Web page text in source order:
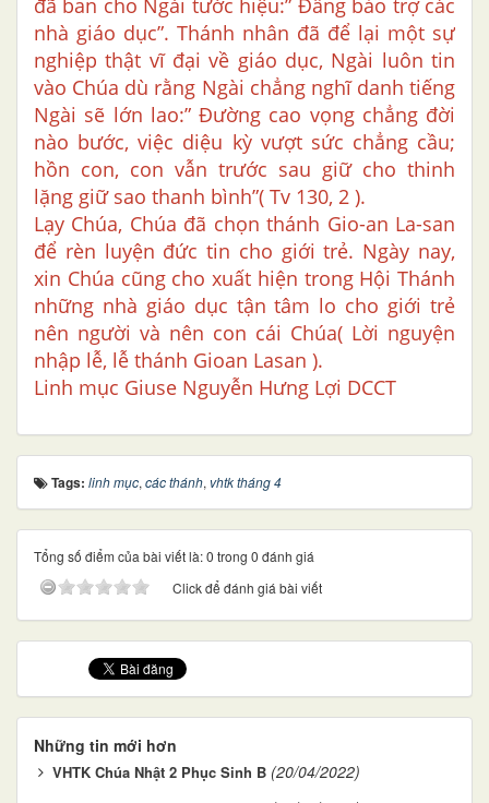
đã ban cho Ngài tước hiệu:” Đấng bảo trợ các
nhà giáo dục”. Thánh nhân đã để lại một sự
nghiệp thật vĩ đại về giáo dục, Ngài luôn tin
vào Chúa dù rằng Ngài chẳng nghĩ danh tiếng
Ngài sẽ lớn lao:” Đường cao vọng chẳng đời
nào bước, việc diệu kỳ vượt sức chẳng cầu;
hồn con, con vẫn trước sau giữ cho thinh
lặng giữ sao thanh bình”( Tv 130, 2 ).
Lạy Chúa, Chúa đã chọn thánh Gio-an La-san
để rèn luyện đức tin cho giới trẻ. Ngày nay,
xin Chúa cũng cho xuất hiện trong Hội Thánh
những nhà giáo dục tận tâm lo cho giới trẻ
nên người và nên con cái Chúa( Lời nguyện
nhập lễ, lễ thánh Gioan Lasan ).
Linh mục Giuse Nguyễn Hưng Lợi DCCT
Tags: linh mục, các thánh, vhtk tháng 4
Tổng số điểm của bài viết là: 0 trong 0 đánh giá
Click để đánh giá bài viết
Những tin mới hơn
VHTK Chúa Nhật 2 Phục Sinh B (20/04/2022)